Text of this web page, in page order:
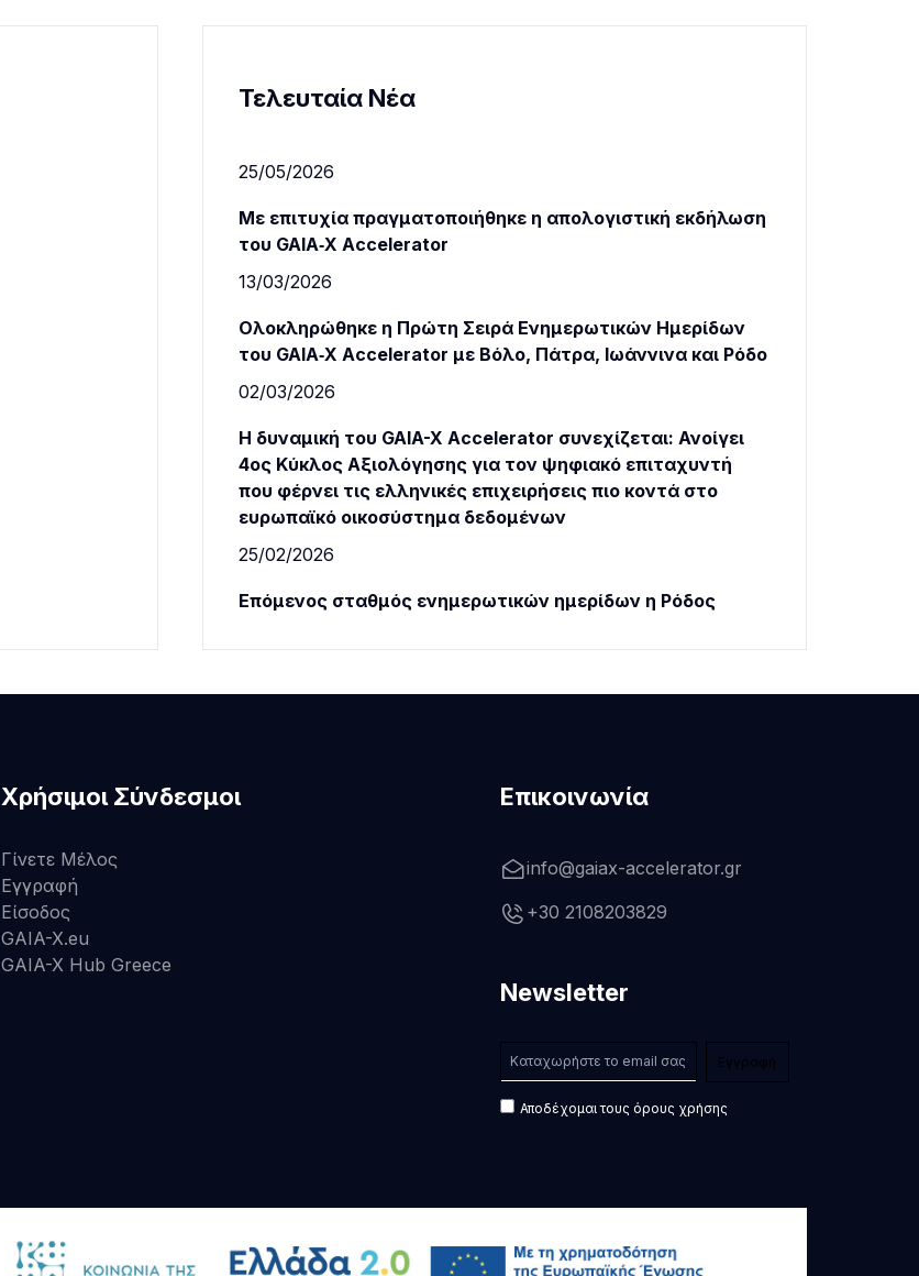
Τελευταία Νέα
25/05/2026
Με επιτυχία πραγματοποιήθηκε η απολογιστική εκδήλωση
του GAIA‑X Accelerator
13/03/2026
Ολοκληρώθηκε η Πρώτη Σειρά Ενημερωτικών Ημερίδων
του GAIA‑X Accelerator με Βόλο, Πάτρα, Ιωάννινα και Ρόδο
02/03/2026
Η δυναμική του GAIA-X Accelerator συνεχίζεται: Ανοίγει
4ος Κύκλος Αξιολόγησης για τον ψηφιακό επιταχυντή
που φέρνει τις ελληνικές επιχειρήσεις πιο κοντά στο
ευρωπαϊκό οικοσύστημα δεδομένων
25/02/2026
Επόμενος σταθμός ενημερωτικών ημερίδων η Ρόδος
Χρήσιμοι Σύνδεσμοι
Γίνετε Μέλος
Εγγραφή
Είσοδος
GAIA-X.eu
GAIA-X Hub Greece
Επικοινωνία
info@gaiax-accelerator.gr
+30 2108203829
Newsletter
Αποδέχομαι τους όρους χρήσης